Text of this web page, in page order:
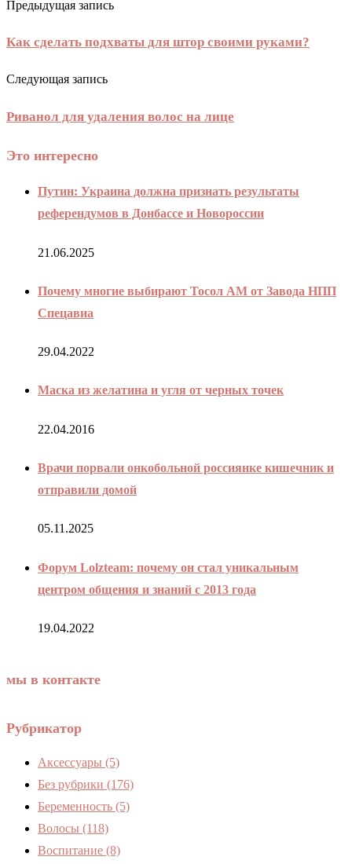
Предыдущая запись
Как сделать подхваты для штор своими руками?
Следующая запись
Риванол для удаления волос на лице
Это интересно
Путин: Украина должна признать результаты
референдумов в Донбассе и Новороссии
21.06.2025
Почему многие выбирают Тосол АМ от Завода НПП
Спецавиа
29.04.2022
Маска из желатина и угля от черных точек
22.04.2016
Врачи порвали онкобольной россиянке кишечник и
отправили домой
05.11.2025
Форум Lolzteam: почему он стал уникальным
центром общения и знаний с 2013 года
19.04.2022
мы в контакте
Рубрикатор
Аксессуары (5)
Без рубрики (176)
Беременность (5)
Волосы (118)
Воспитание (8)